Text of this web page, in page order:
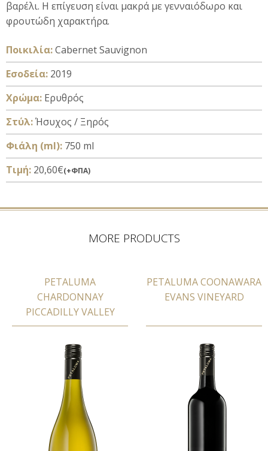
βαρέλι. Η επίγευση είναι μακρά με γενναιόδωρο και
φρουτώδη χαρακτήρα.
Ποικιλία:Cabernet Sauvignon
Εσοδεία: 2019
Xρώμα: Ερυθρός
Στύλ:Ήσυχος / Ξηρός
Φιάλη (ml): 750 ml
Τιμή: 20,60€(+ΦΠΑ)
MORE PRODUCTS
PETALUMA
CHARDONNAY
PICCADILLY VALLEY
PETALUMA COONAWARA
EVANS VINEYARD